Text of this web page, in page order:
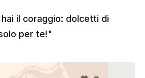
il coraggio: dolcetti di
per te!"